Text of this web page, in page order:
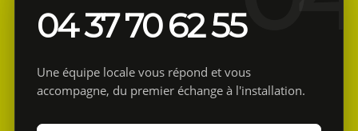
04 37 70 62 55
Une équipe locale vous répond et vous
accompagne, du premier échange à l'installation.